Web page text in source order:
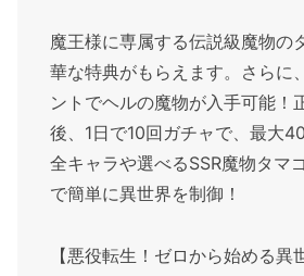
魔王様に専属する伝説級魔物の
華な特典がもらえます。さらに
ントでヘルの魔物が入手可能！
後、1日で10回ガチャで、最大
全キャラや選べるSSR魔物タマ
で簡単に異世界を制御！
【悪役転生！ゼロから始める異